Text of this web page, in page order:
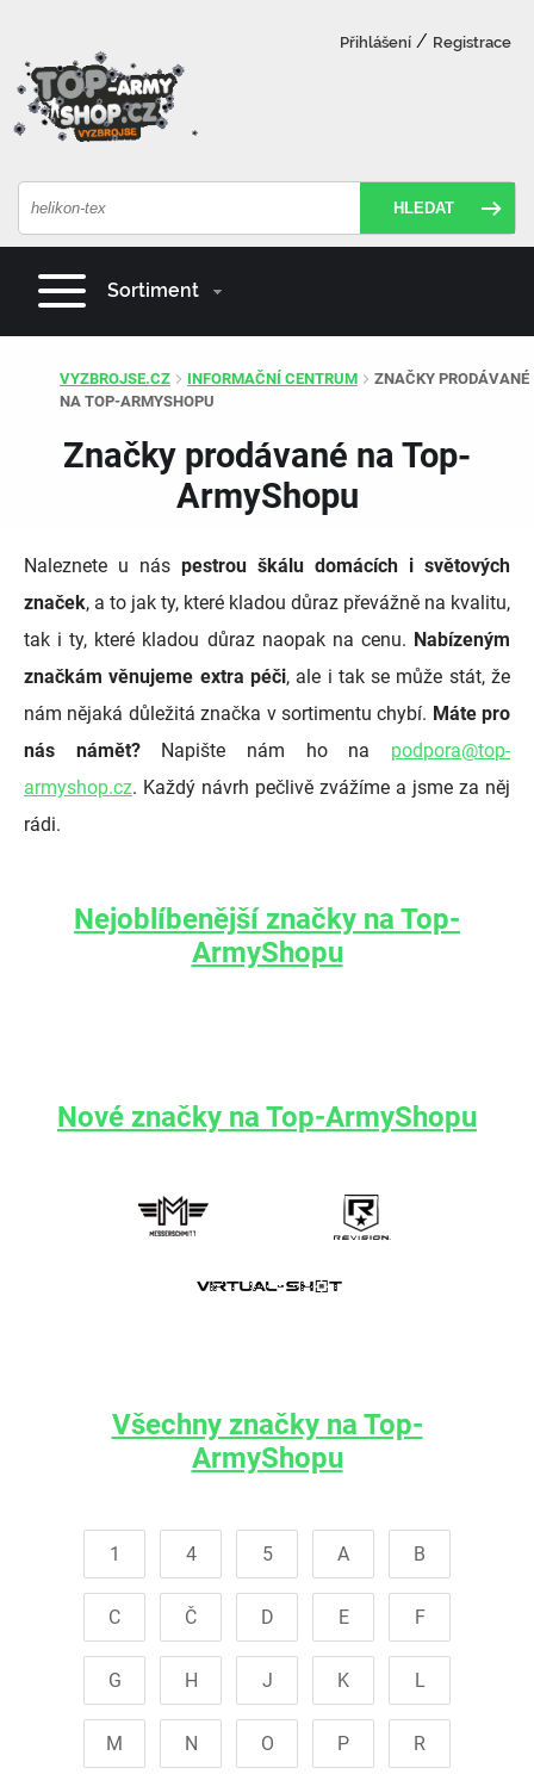
Přihlášení / Registrace
HLEDAT
Sortiment
VYZBROJSE.CZ INFORMAČNÍ CENTRUM
ZNAČKY PRODÁVANÉ
NA TOP-ARMYSHOPU
Značky prodávané na Top-
ArmyShopu
Naleznete u nás pestrou škálu domácích i světových
značek, a to jak ty, které kladou důraz převážně na kvalitu,
tak i ty, které kladou důraz naopak na cenu. Nabízeným
značkám věnujeme extra péči, ale i tak se může stát, že
nám nějaká důležitá značka v sortimentu chybí. Máte pro
nás námět?Napište nám ho na podpora@top-
armyshop.cz. Každý návrh pečlivě zvážíme a jsme za něj
rádi.
Nejoblíbenější značky na Top-
ArmyShopu
Nové značky na Top-ArmyShopu
Všechny značky na Top-
ArmyShopu
1 4 5 A B
C Č D E F
G H J K L
M N O P R